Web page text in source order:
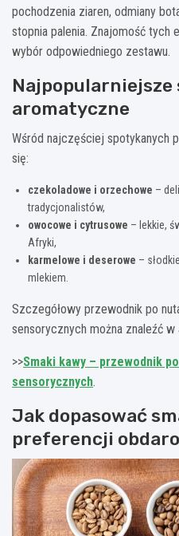
pochodzenia ziaren, odmiany
stopnia palenia. Znajomość tych
wybór odpowiedniego zestawu.
aromatyczne
Wśród najczęściej spotykanych
się:
czekoladowe i orzechowe –
tradycjonalistów,
owocowe i cytrusowe – lekkie,
Afryki,
karmelowe i deserowe –
mlekiem.
Szczegółowy przewodnik po
sensorycznych można znaleźć w
>>Smaki kawy – przewodnik
sensorycznych.
Jak dopasować
preferencji